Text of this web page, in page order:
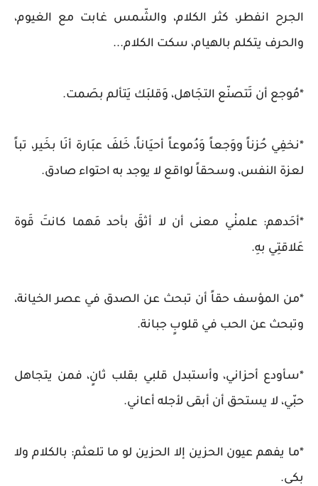
الجرح انفطر، كثر الكلام، والشّمس غابت مع الغيوم،
والحرف يتكلم بالهيام، سكت الكلام...
*مُوجع أن تَتصنّع التجَاهل، وَقلبَك يَتألم بصَمت.
*نخفِي حُزناً ووَجعاً وَدُموعاً أحيَاناً، خَلفَ عبَارة أنَا بخَير، تباً
لعزة النفس، وسحقاً لواقع لا‌ يوجد به احتواء صادق.
*أحَدهم: علمنْي معنى أن لا أثقَ بأحد مَهما كانتَ قَوة
عَلاقتِي بهِ.
*من المؤسف حقاً أن تبحث عن الصدق في عصر الخيانة،
وتبحث عن الحب في قلوبٍ جبانة.
*سأودع أحزاني، وأستبدل قلبي بقلب ثانٍ، فمن يتجاهل
حبّي، لا يستحق أن أبقى لأجله أعاني.
*ما يفهم عيون الحزين إلا الحزين لو ما تلعثم: بالكلام ولا
بكى.